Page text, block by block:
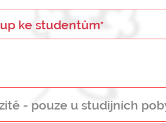
ke studentům*
- pouze u studijních